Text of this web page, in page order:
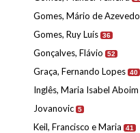
Gomes, Mário de Azevedo
Gomes, Ruy Luís 36
Gonçalves, Flávio 52
Graça, Fernando Lopes 40
Inglês, Maria Isabel Aboim
Jovanovic 5
Keil, Francisco e Maria 41